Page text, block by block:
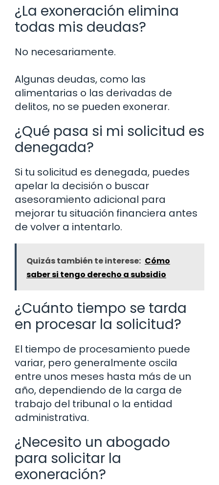
¿La exoneración elimina
todas mis deudas?
No necesariamente.
Algunas deudas, como las
alimentarias o las derivadas de
delitos, no se pueden exonerar.
¿Qué pasa si mi solicitud es
denegada?
Si tu solicitud es denegada, puedes
apelar la decisión o buscar
asesoramiento adicional para
mejorar tu situación financiera antes
de volver a intentarlo.
Quizás también te interese: Cómo
saber si tengo derecho a subsidio
¿Cuánto tiempo se tarda
en procesar la solicitud?
El tiempo de procesamiento puede
variar, pero generalmente oscila
entre unos meses hasta más de un
año, dependiendo de la carga de
trabajo del tribunal o la entidad
administrativa.
¿Necesito un abogado
para solicitar la
exoneración?